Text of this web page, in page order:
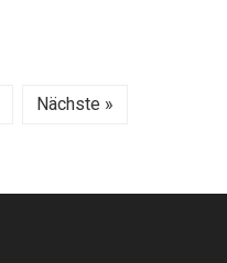
Nächste »